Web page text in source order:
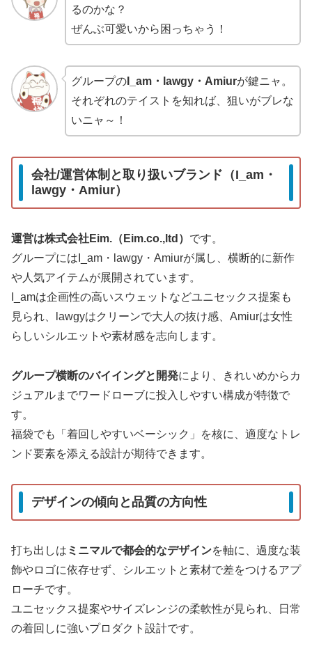
るのかな？
ぜんぶ可愛いから困っちゃう！
グループのI_am・lawgy・Amiurが鍵ニャ。
それぞれのテイストを知れば、狙いがブレな
いニャ～！
会社/運営体制と取り扱いブランド（I_am・
lawgy・Amiur）
運営は株式会社Eim.（Eim.co.,ltd） です。
グループにはI_am・lawgy・Amiurが属し、横断的に新作
や人気アイテムが展開されています。
I_amは企画性の高いスウェットなどユニセックス提案も
見られ、lawgyはクリーンで大人の抜け感、Amiurは女性
らしいシルエットや素材感を志向します。
グループ横断のバイイングと開発により、きれいめからカ
ジュアルまでワードローブに投入しやすい構成が特徴で
す。
福袋でも「着回しやすいベーシック」を核に、適度なトレ
ンド要素を添える設計が期待できます。
デザインの傾向と品質の方向性
打ち出しは ミニマルで都会的なデザインを軸に、過度な装
飾やロゴに依存せず、シルエットと素材で差をつけるアプ
ローチです。
ユニセックス提案やサイズレンジの柔軟性が見られ、日常
の着回しに強いプロダクト設計です。